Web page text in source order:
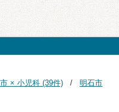
× 小児科 (39件)
明石市